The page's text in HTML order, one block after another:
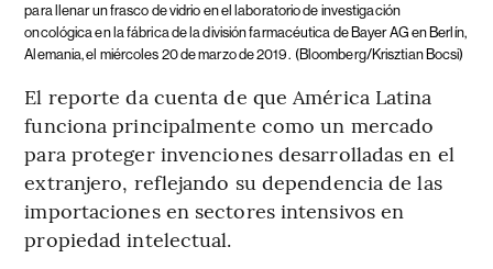
para llenar un frasco de vidrio en el laboratorio de investigación
oncológica en la fábrica de la división farmacéutica de Bayer AG en Berlín,
Alemania, el miércoles 20 de marzo de 2019. (Bloomberg/Krisztian Bocsi)
El reporte da cuenta de que América Latina
funciona principalmente como un mercado
para proteger invenciones desarrolladas en el
extranjero, reflejando su dependencia de las
importaciones en sectores intensivos en
propiedad intelectual.